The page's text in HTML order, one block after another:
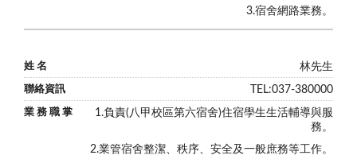
3.宿舍網路業務。
林先生
TEL:037-380000
1.負責(八甲校區第六宿舍)住宿學生生活輔導與服
務。
2.業管宿舍整潔、秩序、安全及一般庶務等工作。